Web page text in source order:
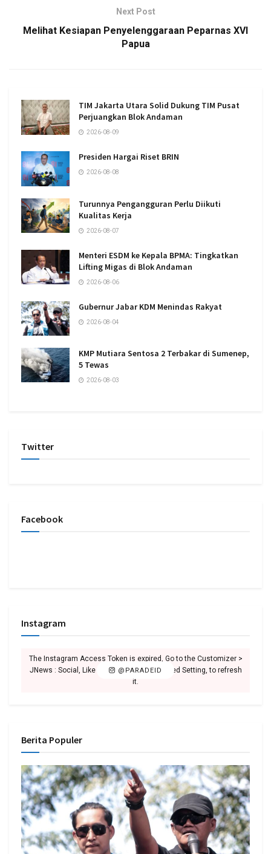
Next Post
Melihat Kesiapan Penyelenggaraan Peparnas XVI
Papua
TIM Jakarta Utara Solid Dukung TIM Pusat
Perjuangkan Blok Andaman
2026-08-09
Presiden Hargai Riset BRIN
2026-08-08
Turunnya Pengangguran Perlu Diikuti
Kualitas Kerja
2026-08-07
Menteri ESDM ke Kepala BPMA: Tingkatkan
Lifting Migas di Blok Andaman
2026-08-06
Gubernur Jabar KDM Menindas Rakyat
2026-08-04
KMP Mutiara Sentosa 2 Terbakar di Sumenep,
5 Tewas
2026-08-03
Twitter
Facebook
Instagram
@PARADEID
The Instagram Access Token is expired, Go to the Customizer >
JNews : Social, Like & View > Instagram Feed Setting, to refresh
it.
Berita Populer